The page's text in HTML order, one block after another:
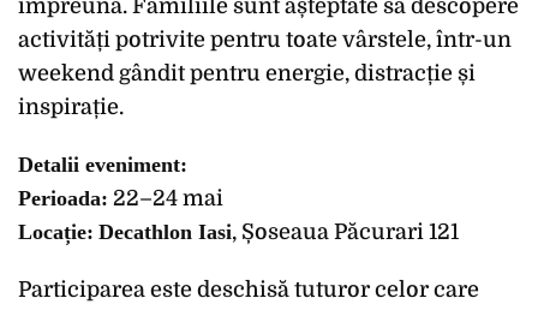
împreună. Familiile sunt așteptate să descopere
activități potrivite pentru toate vârstele, într-un
weekend gândit pentru energie, distracție și
inspirație.
Detalii eveniment:
Perioada: 22–24 mai
Locație: Decathlon Iasi, Șoseaua Păcurari 121
Participarea este deschisă tuturor celor care